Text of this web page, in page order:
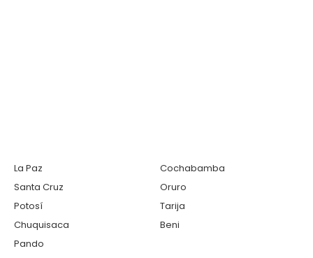
La Paz
Cochabamba
Santa Cruz
Oruro
Potosí
Tarija
Chuquisaca
Beni
Pando